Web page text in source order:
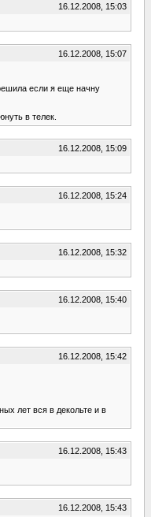
16.12.2008, 15:03
16.12.2008, 15:07
если я еще начну
в телек.
16.12.2008, 15:09
16.12.2008, 15:24
16.12.2008, 15:32
16.12.2008, 15:40
16.12.2008, 15:42
лет вся в декольте и в
16.12.2008, 15:43
16.12.2008, 15:43